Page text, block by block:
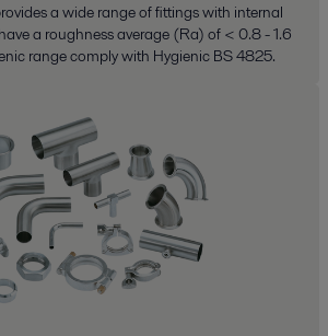
a wide range of fittings with internal
a roughness average (Ra) of < 0.8 - 1.6
range comply with Hygienic BS 4825.